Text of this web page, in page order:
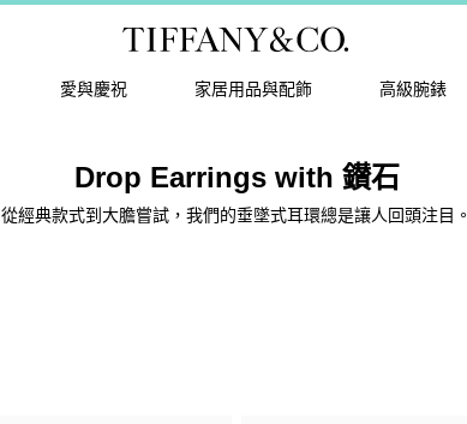
愛與慶祝 家居用品與配飾 高級腕錶
Drop Earrings with 鑚石
從經典款式到大膽嘗試，我們的垂墜式耳環總是讓人回頭注目。